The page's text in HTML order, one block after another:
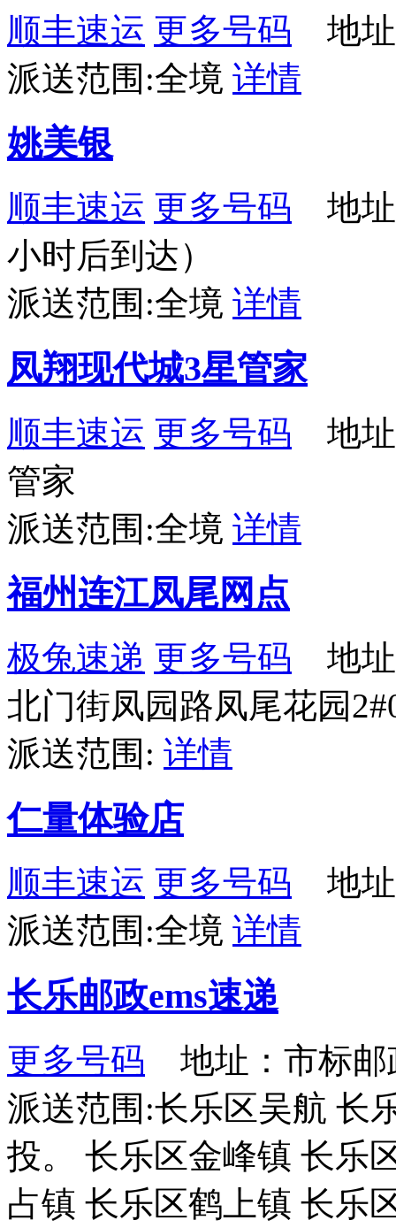
顺丰速运 更多号码 地址
派送范围:全境 详情
姚美银
顺丰速运 更多号码 地址
小时后到达）
派送范围:全境 详情
凤翔现代城3星管家
顺丰速运 更多号码 地址
管家
派送范围:全境 详情
福州连江凤尾网点
极兔速递 更多号码 地址
北门街凤园路凤尾花园
派送范围: 详情
仁量体验店
顺丰速运 更多号码 地址
派送范围:全境 详情
长乐邮政ems速递
更多号码 地址：市标邮
派送范围:长乐区吴航 长
投。 长乐区金峰镇 长乐
占镇 长乐区鹤上镇 长乐